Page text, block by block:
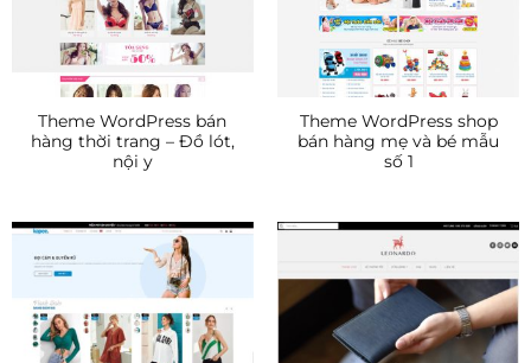
Theme WordPress bán
hàng thời trang – Đồ lót,
nội y
Theme WordPress shop
bán hàng mẹ và bé mẫu
số 1